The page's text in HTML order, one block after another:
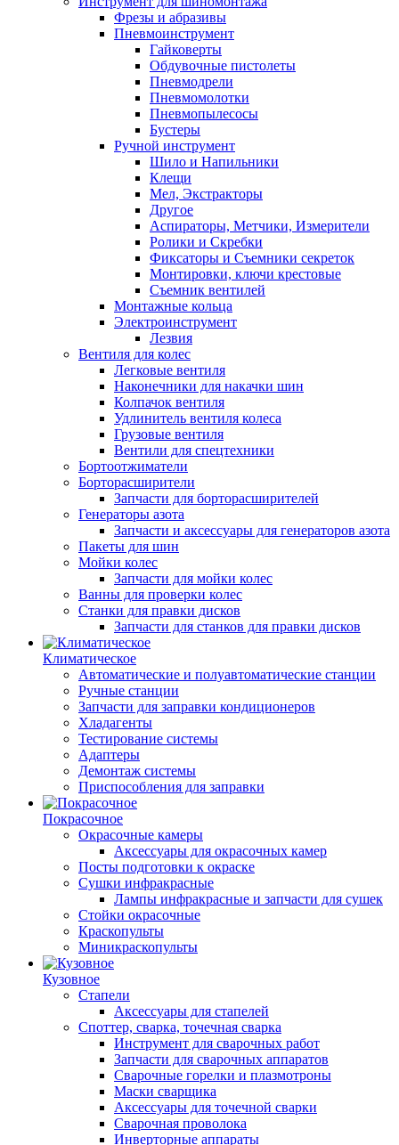
Фрезы и абразивы
Пневмоинструмент
Гайковерты
Обдувочные пистолеты
Пневмодрели
Пневмомолотки
Пневмопылесосы
Бустеры
Ручной инструмент
Шило и Напильники
Клещи
Мел, Экстракторы
Другое
Аспираторы, Метчики, Измерители
Ролики и Скребки
Фиксаторы и Съемники секреток
Монтировки, ключи крестовые
Съемник вентилей
Монтажные кольца
Электроинструмент
Лезвия
Вентиля для колес
Легковые вентиля
Наконечники для накачки шин
Колпачок вентиля
Удлинитель вентиля колеса
Грузовые вентиля
Вентили для спецтехники
Бортоотжиматели
Борторасширители
Запчасти для борторасширителей
Генераторы азота
Запчасти и аксессуары для генераторов азота
Пакеты для шин
Мойки колес
Запчасти для мойки колес
Ванны для проверки колес
Станки для правки дисков
Запчасти для станков для правки дисков
Климатическое
Автоматические и полуавтоматические станции
Ручные станции
Запчасти для заправки кондиционеров
Хладагенты
Тестирование системы
Адаптеры
Демонтаж системы
Приспособления для заправки
Покрасочное
Окрасочные камеры
Аксессуары для окрасочных камер
Посты подготовки к окраске
Сушки инфракрасные
Лампы инфракрасные и запчасти для сушек
Стойки окрасочные
Краскопульты
Миникраскопульты
Кузовное
Стапели
Аксессуары для стапелей
Споттер, сварка, точечная сварка
Инструмент для сварочных работ
Запчасти для сварочных аппаратов
Сварочные горелки и плазмотроны
Маски сварщика
Аксессуары для точечной сварки
Сварочная проволока
Инверторные аппараты